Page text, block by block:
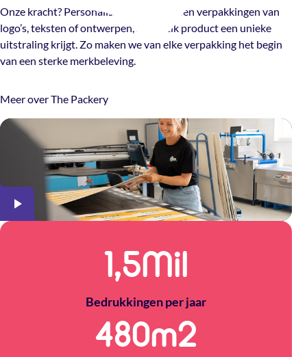
Onze kracht? Personalisatie. We voorzien verpakkingen van
logo’s, teksten of ontwerpen, zodat elk product een unieke
uitstraling krijgt. Zo maken we van elke verpakking het begin
van een sterke merkbeleving.
Meer over The Packery
1,5Mil
Bedrukkingen per jaar
500m2